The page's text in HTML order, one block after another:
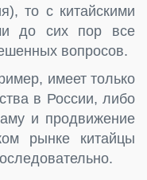
то с китайскими
до сих пор все
вопросов.
имеет только
в России, либо
и продвижение
рынке китайцы